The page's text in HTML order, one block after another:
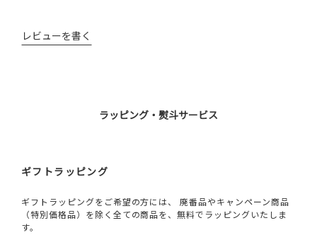
レビューを書く
ラッピング・熨斗サービス
ギフトラッピング
ギフトラッピングをご希望の方には、 廃番品やキャンペーン商品
（特別価格品）を除く全ての商品を、無料でラッピングいたしま
す。